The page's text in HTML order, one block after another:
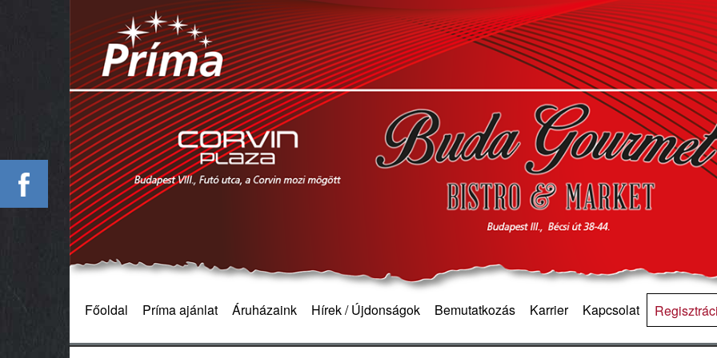
Főoldal Príma ajánlat Áruházaink Hírek / Újdonságok Bemutatkozás Karrier Kapcsolat